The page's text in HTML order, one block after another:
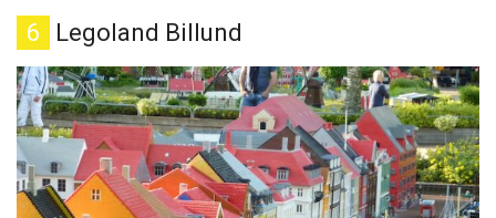
6 Legoland Billund